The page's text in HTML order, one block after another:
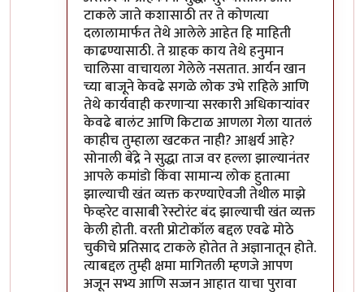
टाकले जाते कशासाठी तर ते कोणत्या
दलालामार्फत तेथे आलेले आहेत हि माहिती
काढण्यासाठी. ते ग्राहक काय तेथे हनुमान
चालिसा वाचायला गेलेले नसतात. आर्यन खान
च्या बाजूने केवढे सगळे लोक उभे राहिले आणि
तेथे कार्यवाही करणाऱ्या सरकारी अधिकाऱ्यांवर
केवढे बालंट आणि किटाळ आणला गेला यातलं
काहीच तुम्हाला खटकत नाही? आश्चर्य आहे?
सोनाली बेंद्रे ने सुद्धा ताज वर हल्ला झाल्यानंतर
आपले कमांडो किंवा सामान्य लोक हुतात्मा
झाल्याची खंत व्यक्त करण्याऐवजी तेथील माझे
फेव्हरेट वासाबी रेस्टोरंट बंद झाल्याची खंत व्यक्त
केली होती. वरती प्रोटोकॉल बद्दल एवढे मोठे
चुकीचे प्रतिसाद टाकले होतेत ते अज्ञानातून होते.
त्याबद्दल तुम्ही क्षमा मागितली म्हणजे आपण
अजून सभ्य आणि सज्जन आहात याचा पुरावा